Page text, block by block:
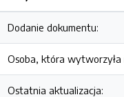
Dodanie dokumentu:
Osoba, która wytworzyła
Ostatnia aktualizacja: